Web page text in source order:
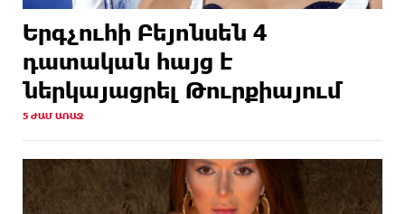
Երգչուհի Բեյոնսեն ​​4
դատական հայց է
ներկայացրել Թուրքիայում
5 ԺԱՄ ԱՌԱՋ